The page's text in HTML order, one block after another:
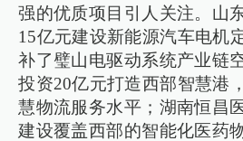
强的优质项目引人关注。山
15亿元建设新能源汽车电机
补了璧山电驱动系统产业链
投资20亿元打造西部智慧港
慧物流服务水平；湖南恒昌
建设覆盖西部的智能化医药